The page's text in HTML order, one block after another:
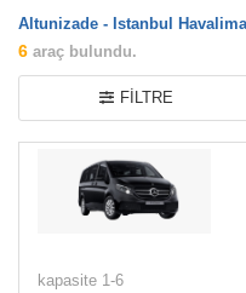
Altunizade - Istanbul
6 araç bulundu.
FILTRE
kapasite 1-6